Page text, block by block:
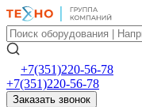
+7(351)220-56-78
+7(351)220-56-78
Заказать звонок